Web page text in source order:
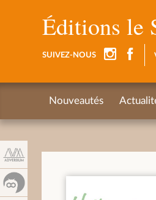
Éditions le
SUIVEZ-NOUS
Nouveautés